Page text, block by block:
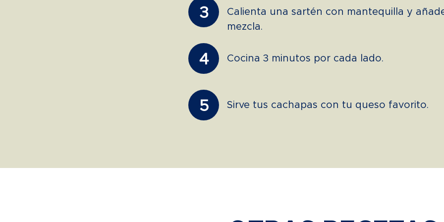
3
Calienta una sartén con mantequilla y
mezcla.
4 Cocina 3 minutos por cada lado.
5 Sirve tus cachapas con tu queso favorito.